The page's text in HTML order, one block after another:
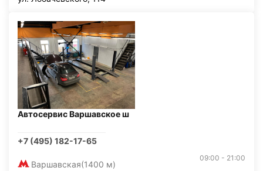
Автосервис Варшавское ш
+7 (495) 182-17-65
Варшавская(1400 м)
09:00 - 21:00